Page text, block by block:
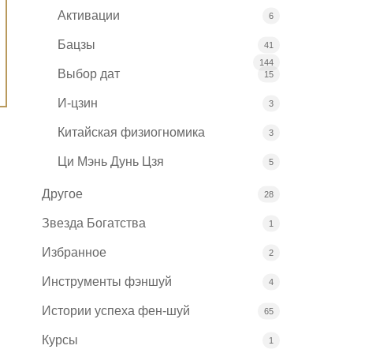
144
Активации 6
Бацзы 41
Выбор дат 15
И-цзин 3
Китайская физиогномика 3
Ци Мэнь Дунь Цзя 5
Другое 28
Звезда Богатства 1
Избранное 2
Инструменты фэншуй 4
Истории успеха фен-шуй 65
Курсы 1